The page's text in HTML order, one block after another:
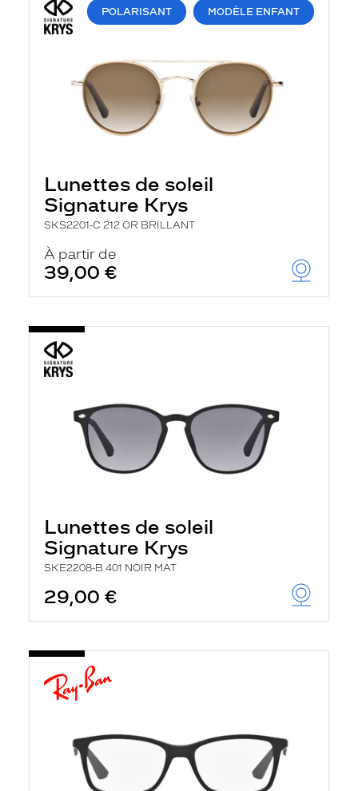
POLARISANT MODÈLE ENFANT
Lunettes de soleil
Signature Krys
SKS2201-C 212 OR BRILLANT
À partir de
39,00 €
Lunettes de soleil
Signature Krys
SKE2208-B 401 NOIR MAT
29,00 €